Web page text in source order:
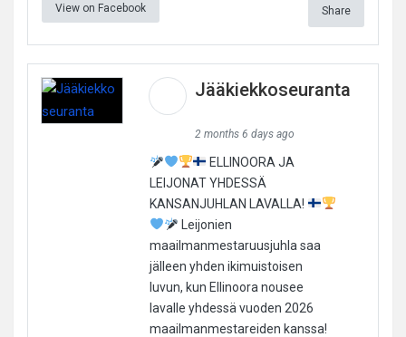
View on Facebook Share
Jääkiekkoseuranta
2 months 6 days ago
ELLINOORA JA
LEIJONAT YHDESSÄ
KANSANJUHLAN LAVALLA!
Leijonien
maailmanmestaruusjuhla saa
jälleen yhden ikimuistoisen
luvun, kun Ellinoora nousee
lavalle yhdessä vuoden 2026
maailmanmestareiden kanssa!